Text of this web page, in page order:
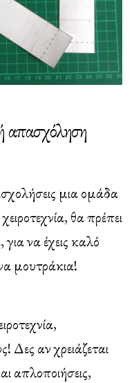
απασχόληση
μια ομάδα
θα πρέπει
να έχεις καλό
μουτράκια!
Δες αν χρειάζεται
απλοποιήσεις,